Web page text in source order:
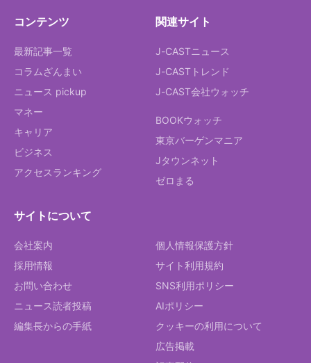
コンテンツ
最新記事一覧
コラムざんまい
ニュース pickup
マネー
キャリア
ビジネス
アクセスランキング
関連サイト
J-CASTニュース
J-CASTトレンド
J-CAST会社ウォッチ
BOOKウォッチ
東京バーゲンマニア
Jタウンネット
ゼロまる
サイトについて
会社案内
採用情報
お問い合わせ
ニュース読者投稿
編集長からの手紙
個人情報保護方針
サイト利用規約
SNS利用ポリシー
AIポリシー
クッキーの利用について
広告掲載